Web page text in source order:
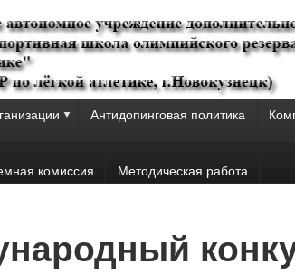
Антидопинговая политика
комиссия Методическая работа